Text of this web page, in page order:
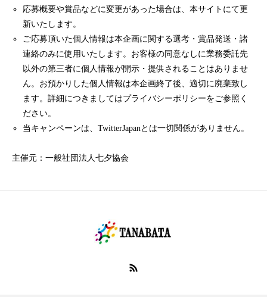
応募概要や賞品などに変更があった場合は、本サイトにて更
新いたします。
ご応募頂いた個人情報は本企画に関する選考・賞品発送・諸
連絡のみに使用いたします。お客様の同意なしに業務委託先
以外の第三者に個人情報が開示・提供されることはありませ
ん。お預かりした個人情報は本企画終了後、適切に廃棄致し
ます。詳細につきましてはプライバシーポリシーをご参照く
ださい。
当キャンペーンは、TwitterJapanとは一切関係がありません。
主催元：一般社団法人七夕協会